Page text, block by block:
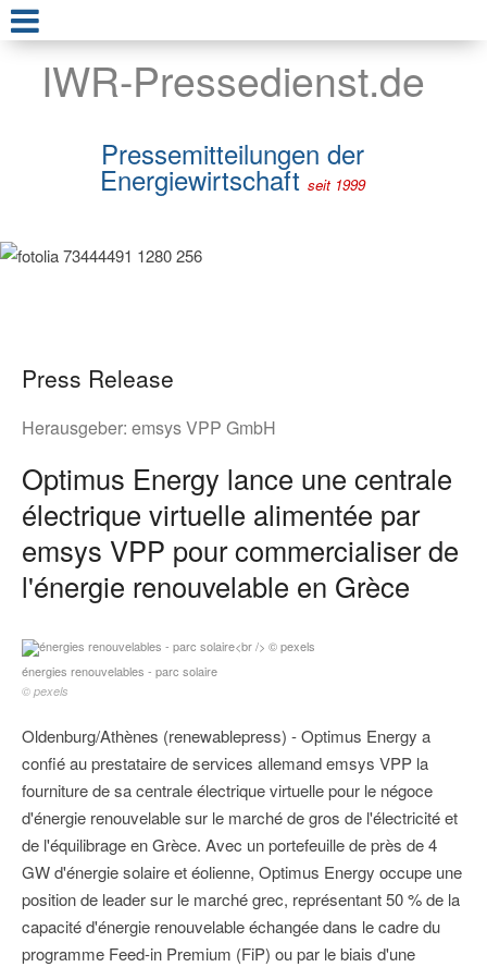
IWR-Pressedienst.de
Pressemitteilungen der
Energiewirtschaft seit 1999
Press Release
Herausgeber: emsys VPP GmbH
Optimus Energy lance une centrale
électrique virtuelle alimentée par
emsys VPP pour commercialiser de
l'énergie renouvelable en Grèce
énergies renouvelables - parc solaire
© pexels
Oldenburg/Athènes (renewablepress) - Optimus Energy a
confié au prestataire de services allemand emsys VPP la
fourniture de sa centrale électrique virtuelle pour le négoce
d'énergie renouvelable sur le marché de gros de l'électricité et
de l'équilibrage en Grèce. Avec un portefeuille de près de 4
GW d'énergie solaire et éolienne, Optimus Energy occupe une
position de leader sur le marché grec, représentant 50 % de la
capacité d'énergie renouvelable échangée dans le cadre du
programme Feed-in Premium (FiP) ou par le biais d'une